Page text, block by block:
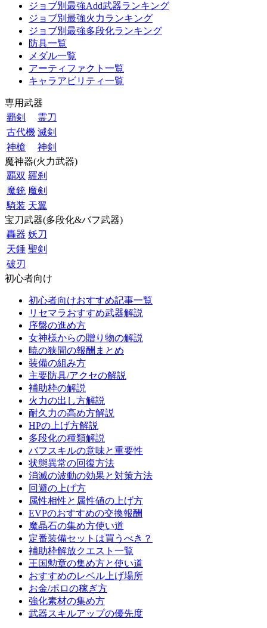
ジョブ別最強Add武器ランキング
ジョブ別最強火力ランキング
ジョブ別最強多段化ランキング
防具一覧
メダル一覧
アーティファクト一覧
キャラアビリティ一覧
専用武器
覇剣
霊刀
古代機 滅剣
神槍
神剣
魔神器(火力武器)
覇双 羅刹
魔銃 魔剣
騎装 天翼
宝刀武器(多段化&バフ武器)
轟器 妖刀
天錘 聖剣
破刃
初心者向け
初心者向けおすすめ記事一覧
リセマラおすすめ武器解説
序盤の進め方
女神様からの贈り物の解説
暁の狭間の報酬まとめ
装備の組み方
主要防具/アクセの解説
補助枠の解説
火力の出し方解説
耐久力の高め方解説
HPの上げ方解説
多段化の種類解説
バフスキルの意味と重要性
状態異常の回復方法
消滅の波動の効果と対策方法
回避の上げ方
属性相性と属性値の上げ方
EVPのおすすめの交換報酬
魔晶石の集め方使い道
定番装備セットは買うべき？
補助枠解放クエスト一覧
王国勲章の集め方と使い道
おすすめのレベル上げ場所
お金/ポロの稼ぎ方
強化素材の集め方
武器スキルアップの優先度